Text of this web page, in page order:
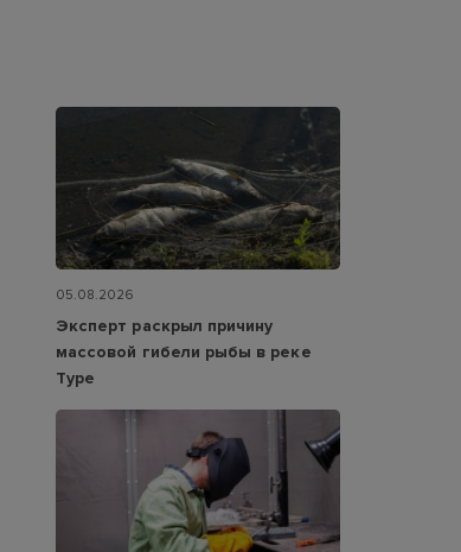
05.08.2026
Эксперт раскрыл причину
массовой гибели рыбы в реке
Туре